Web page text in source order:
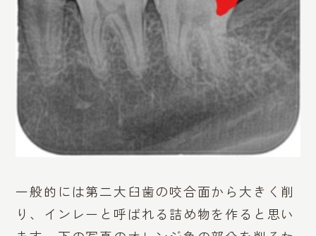
一般的には第二大臼歯の咬合面から大きく削
り、インレーと呼ばれる詰め物を作ると思い